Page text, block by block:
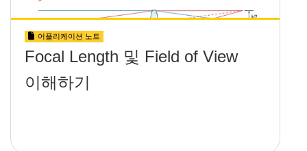
어플리케이션 노트
Focal Length 및 Field of View
이해하기